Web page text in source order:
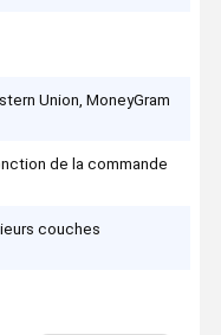
Union, MoneyGram
de la commande
couches